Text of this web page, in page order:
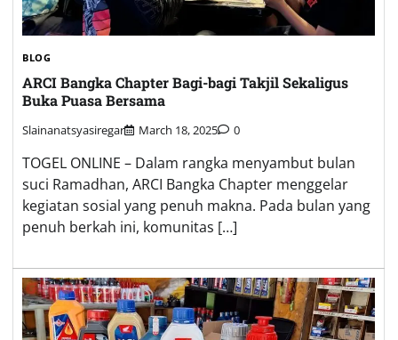
BLOG
ARCI Bangka Chapter Bagi-bagi Takjil Sekaligus
Buka Puasa Bersama
Slainanatsyasiregar March 18, 2025 0
TOGEL ONLINE – Dalam rangka menyambut bulan
suci Ramadhan, ARCI Bangka Chapter menggelar
kegiatan sosial yang penuh makna. Pada bulan yang
penuh berkah ini, komunitas […]